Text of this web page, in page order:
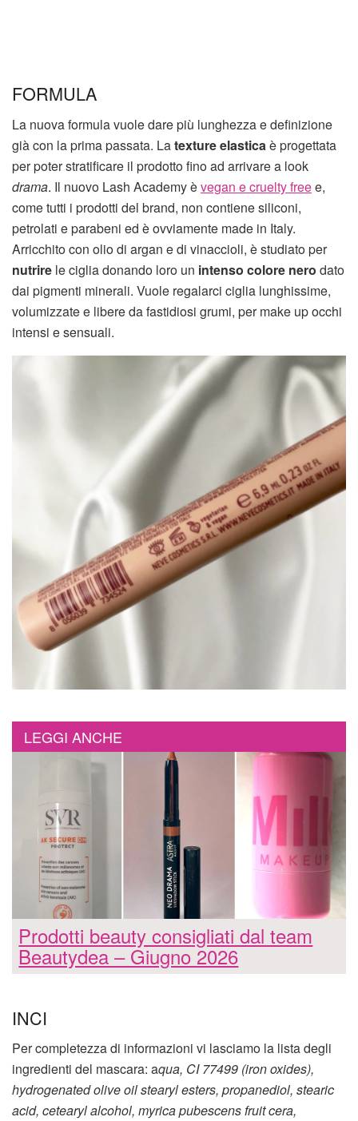
FORMULA
La nuova formula vuole dare più lunghezza e definizione
già con la prima passata. Latexture elasticaè progettata
per poter stratificare il prodotto fino ad arrivare a look
drama. Il nuovo Lash Academy èvegan e cruelty freee,
come tutti i prodotti del brand, non contiene siliconi,
petrolati e parabeni ed è ovviamente made in Italy.
Arricchito con olio di argan e di vinaccioli, è studiato per
nutrire le ciglia donando loro un intenso colore nero dato
dai pigmenti minerali. Vuole regalarci ciglia lunghissime,
volumizzate e libere da fastidiosi grumi, per make up occhi
intensi e sensuali.
LEGGI ANCHE
Prodotti beauty consigliati dal team
Beautydea – Giugno 2026
INCI
Per completezza di informazioni vi lasciamo la lista degli
ingredienti del mascara: aqua, CI 77499 (iron oxides),
hydrogenated olive oil stearyl esters, propanediol, stearic
acid, cetearyl alcohol, myrica pubescens fruit cera,